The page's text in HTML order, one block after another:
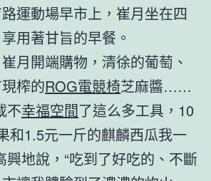
運動場早市上，崔月坐在四
用著甘旨的早餐。
月開端購物，清徐的葡萄、
榨的ROG電競椅芝麻醬……
不幸福空間了這么多工具，10
和1.5元一斤的麒麟西瓜我一
興地說，“吃到了好吃的、不斷